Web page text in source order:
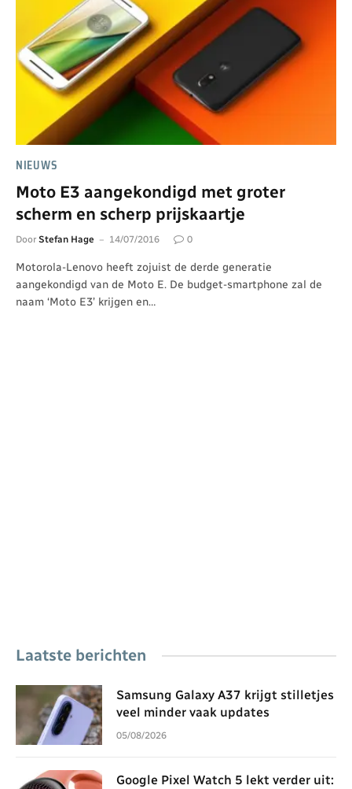
NIEUWS
Moto E3 aangekondigd met groter
scherm en scherp prijskaartje
Door Stefan Hage 14/07/2016 0
Motorola-Lenovo heeft zojuist de derde generatie
aangekondigd van de Moto E. De budget-smartphone zal de
naam ‘Moto E3’ krijgen en…
Laatste berichten
Samsung Galaxy A37 krijgt stilletjes
veel minder vaak updates
05/08/2026
Google Pixel Watch 5 lekt verder uit: